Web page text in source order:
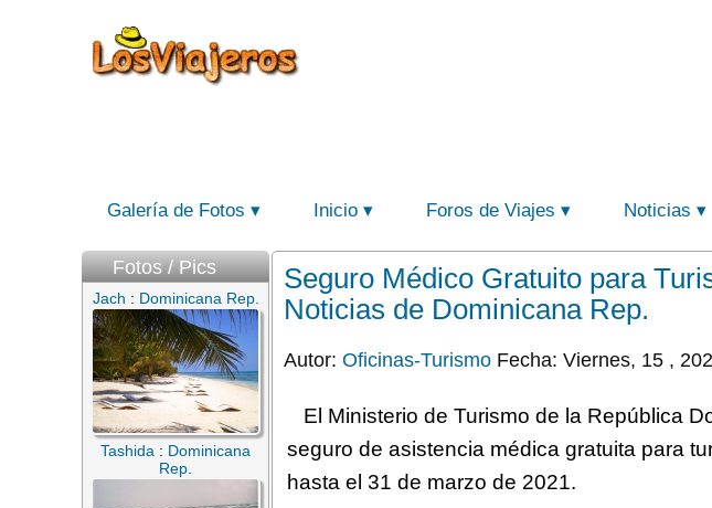
Galería de Fotos Inicio Foros de Viajes Noticias
Fotos / Pics
Jach : Dominicana Rep.
Tashida : Dominicana
Rep.
Seguro Médico Gratuito para
Noticias de Dominicana Rep.
Autor: Oficinas-Turismo Fecha: Viernes, 15 ,
El Ministerio de Turismo de la República
seguro de asistencia médica gratuita para
hasta el 31 de marzo de 2021.